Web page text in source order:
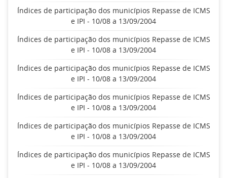
Índices de participação dos municípios Repasse de ICMS
e IPI - 10/08 a 13/09/2004
Índices de participação dos municípios Repasse de ICMS
e IPI - 10/08 a 13/09/2004
Índices de participação dos municípios Repasse de ICMS
e IPI - 10/08 a 13/09/2004
Índices de participação dos municípios Repasse de ICMS
e IPI - 10/08 a 13/09/2004
Índices de participação dos municípios Repasse de ICMS
e IPI - 10/08 a 13/09/2004
Índices de participação dos municípios Repasse de ICMS
e IPI - 10/08 a 13/09/2004